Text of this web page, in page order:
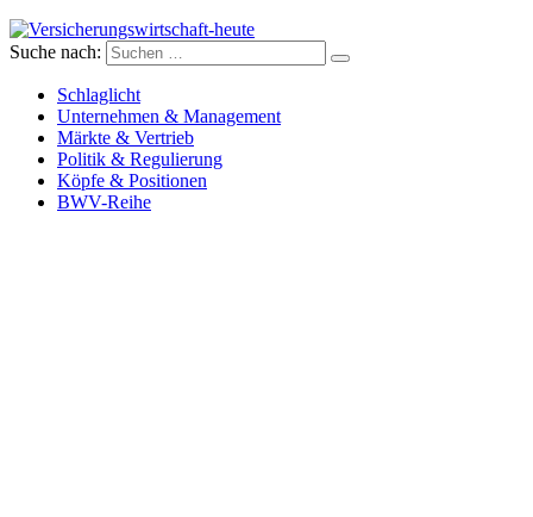
Versicherungswirtschaft-heute
Suche nach:
Schlaglicht
Unternehmen & Management
Märkte & Vertrieb
Politik & Regulierung
Köpfe & Positionen
BWV-Reihe